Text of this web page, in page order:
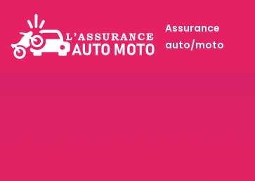
Assurance
auto/moto